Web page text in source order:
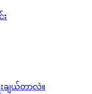
းချယ်တာလဲ။